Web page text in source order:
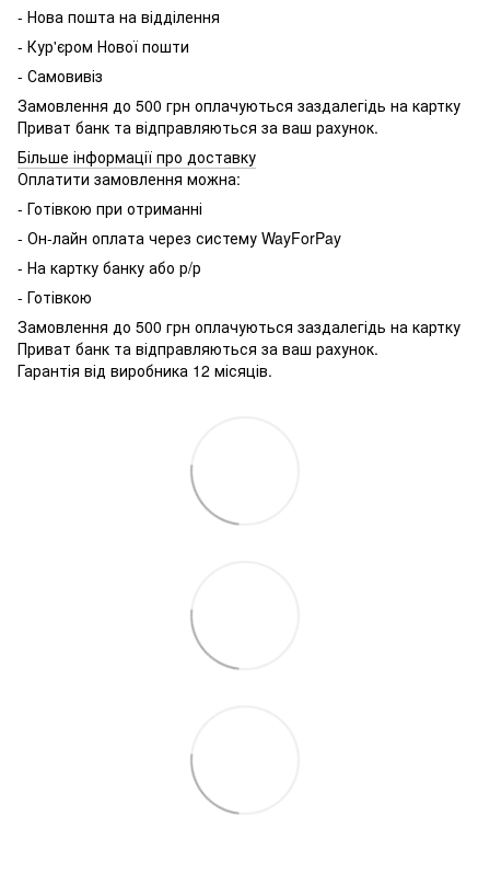
- Нова пошта на відділення
- Кур'єром Нової пошти
- Самовивіз
Замовлення до 500 грн оплачуються заздалегідь на картку
Приват банк та відправляються за ваш рахунок.
Більше інформації про доставку
Оплатити замовлення можна:
- Готівкою при отриманні
- Он-лайн оплата через систему WayForPay
- На картку банку або р/р
- Готівкою
Замовлення до 500 грн оплачуються заздалегідь на картку
Приват банк та відправляються за ваш рахунок.
Гарантія від виробника 12 місяців.